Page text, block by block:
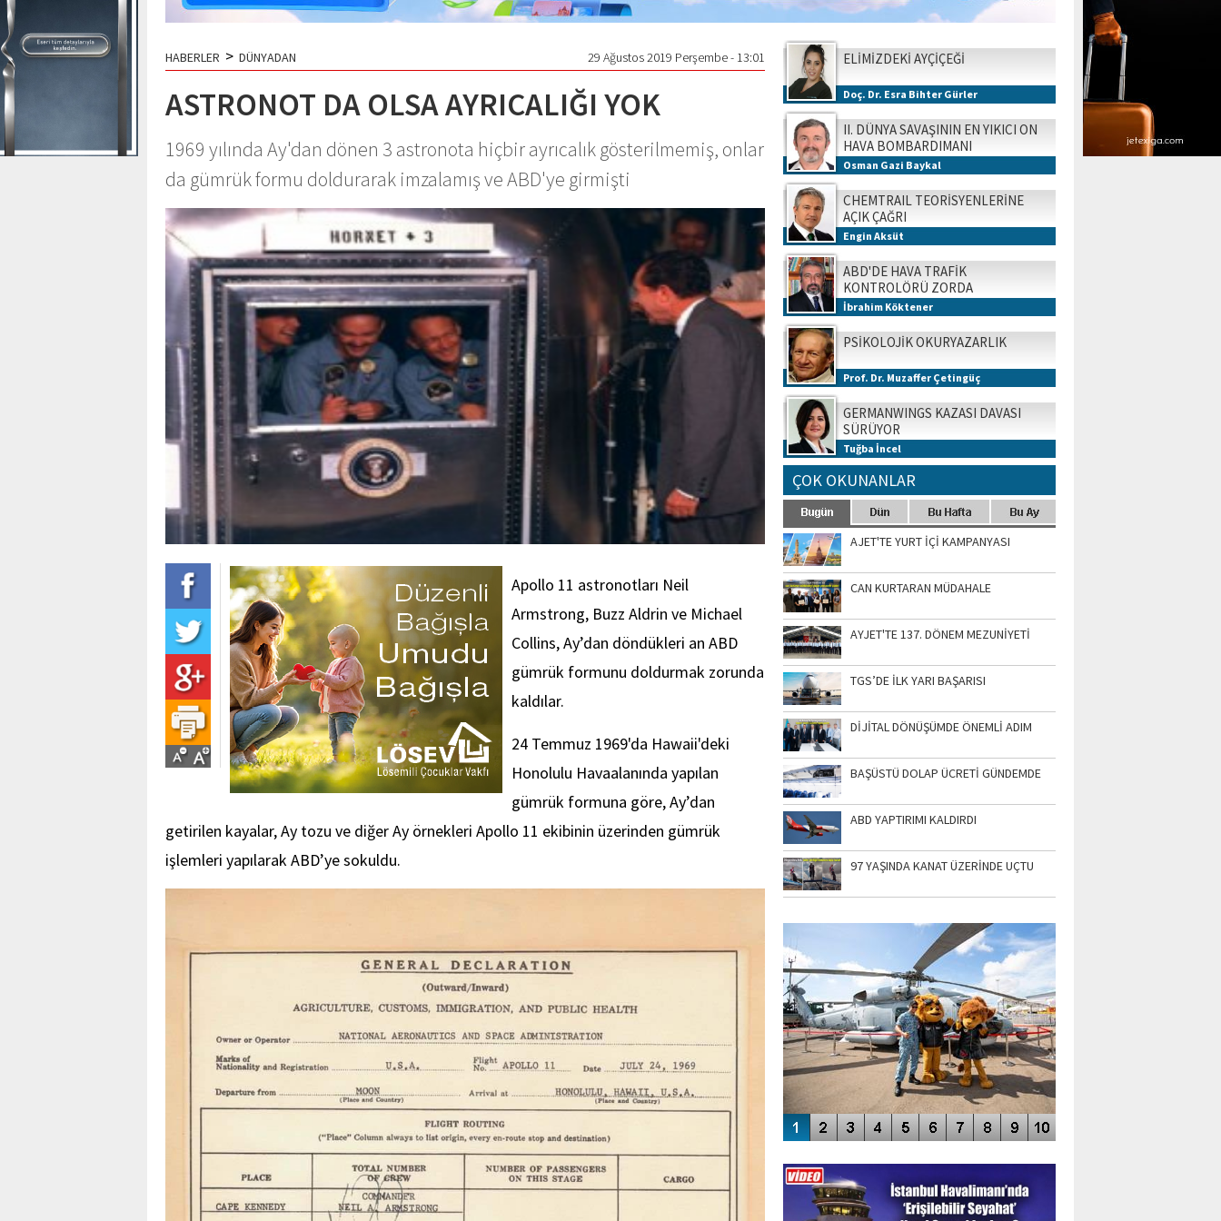
HABERLER > DÜNYADAN 29 Ağustos 2019 Perşembe - 13:01
ASTRONOT DA OLSA AYRICALIĞI YOK
1969 yılında Ay'dan dönen 3 astronota hiçbir ayrıcalık gösterilmemiş, onlar
da gümrük formu doldurarak imzalamış ve ABD'ye girmişti
Apollo 11 astronotları Neil
Armstrong, Buzz Aldrin ve Michael
Collins, Ay’dan döndükleri an ABD
gümrük formunu doldurmak zorunda
kaldılar.
24 Temmuz 1969'da Hawaii'deki
Honolulu Havaalanında yapılan
gümrük formuna göre, Ay’dan
getirilen kayalar, Ay tozu ve diğer Ay örnekleri Apollo 11 ekibinin üzerinden gümrük
işlemleri yapılarak ABD’ye sokuldu.
ELİMİZDEKİ AYÇİÇEĞİ
Doç. Dr. Esra Bihter Gürler
II. DÜNYA SAVAŞININ EN YIKICI ON
HAVA BOMBARDIMANI
Osman Gazi Baykal
CHEMTRAIL TEORİSYENLERİNE
AÇIK ÇAĞRI
Engin Aksüt
ABD'DE HAVA TRAFİK
KONTROLÖRÜ ZORDA
İbrahim Köktener
PSİKOLOJİK OKURYAZARLIK
Prof. Dr. Muzaffer Çetingüç
GERMANWINGS KAZASI DAVASI
SÜRÜYOR
Tuğba İncel
ÇOK OKUNANLAR
AJET'TE YURT İÇİ KAMPANYASI
CAN KURTARAN MÜDAHALE
AYJET'TE 137. DÖNEM MEZUNİYETİ
TGS’DE İLK YARI BAŞARISI
DİJİTAL DÖNÜŞÜMDE ÖNEMLİ ADIM
BAŞÜSTÜ DOLAP ÜCRETİ GÜNDEMDE
ABD YAPTIRIMI KALDIRDI
97 YAŞINDA KANAT ÜZERİNDE UÇTU
SİNGAPUR AIRSHOW-2020
ENGELLERİN AŞILDIĞI HAVALİMANI